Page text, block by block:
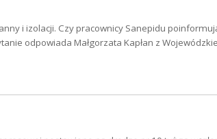
i izolacji. Czy pracownicy Sanepidu
odpowiada Małgorzata Kapłan z